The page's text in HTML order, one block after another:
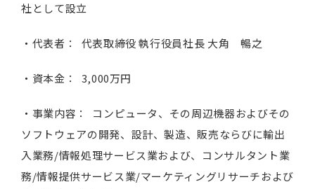
社として設立
・代表者： 代表取締役 執行役員社長 大角 暢之
・資本金： 3,000万円
・事業内容： コンピュータ、その周辺機器およびその
ソフトウェアの開発、設計、製造、販売ならびに輸出
入業務/情報処理サービス業および、コンサルタント業
務/情報提供サービス業/マーケティングリサーチおよび